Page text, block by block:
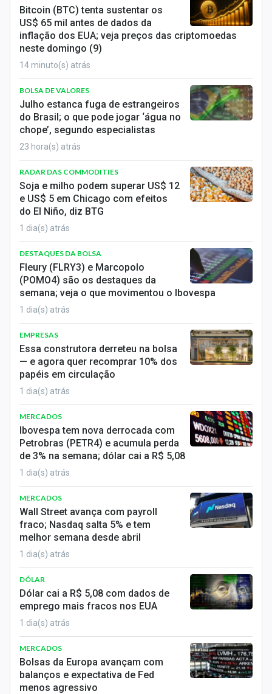
Economia
Empresas
Colunas
Especiais
Internacional
Marketing
Tecnologia
Conteúdo de Marca
Sobre
Expediente
Contato
Bitcoin (BTC) tenta sustentar os
US$ 65 mil antes de dados da
inflação dos EUA; veja preços das criptomoedas
neste domingo (9)
14 minuto(s) atrás
BOLSA DE VALORES
Julho estanca fuga de estrangeiros
do Brasil; o que pode jogar ‘água no
chope’, segundo especialistas
23 hora(s) atrás
RADAR DAS COMMODITIES
Soja e milho podem superar US$ 12
e US$ 5 em Chicago com efeitos
do El Niño, diz BTG
1 dia(s) atrás
DESTAQUES DA BOLSA
Fleury (FLRY3) e Marcopolo
(POMO4) são os destaques da
semana; veja o que movimentou o Ibovespa
1 dia(s) atrás
EMPRESAS
Essa construtora derreteu na bolsa
— e agora quer recomprar 10% dos
papéis em circulação
1 dia(s) atrás
MERCADOS
Ibovespa tem nova derrocada com
Petrobras (PETR4) e acumula perda
de 3% na semana; dólar cai a R$ 5,08
1 dia(s) atrás
MERCADOS
Wall Street avança com payroll
fraco; Nasdaq salta 5% e tem
melhor semana desde abril
1 dia(s) atrás
DÓLAR
Dólar cai a R$ 5,08 com dados de
emprego mais fracos nos EUA
1 dia(s) atrás
MERCADOS
Bolsas da Europa avançam com
balanços e expectativa de Fed
menos agressivo